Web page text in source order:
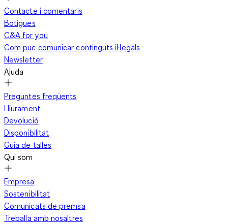
Contacte i comentaris
Botigues
C&A for you
Com puc comunicar continguts il·legals
Newsletter
Ajuda
Preguntes freqüents
Lliurament
Devolució
Disponibilitat
Guia de talles
Qui som
Empresa
Sostenibilitat
Comunicats de premsa
Treballa amb nosaltres